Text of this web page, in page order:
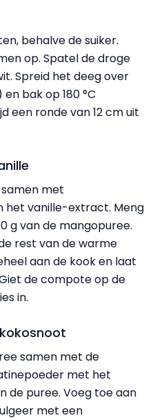
behalve de suiker.
op. Spatel de droge
Spreid het deeg over
bak op 180 °C
een ronde van 12 cm uit
met
het vanille-extract. Meng
g van de mangopuree.
rest van de warme
aan de kook en laat
de compote op de
in.
samen met de
met het
de puree. Voeg toe aan
met een